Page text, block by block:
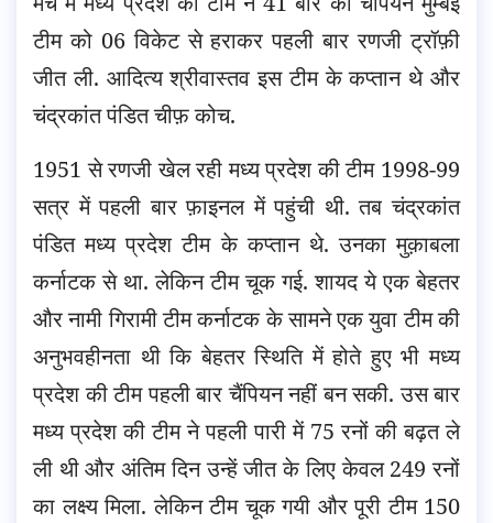
टीम को 06 विकेट से हराकर पहली बार रणजी ट्रॉफ़ी
जीत ली. आदित्य श्रीवास्तव इस टीम के कप्तान थे और
चंद्रकांत पंडित चीफ़ कोच.
1951 से रणजी खेल रही मध्य प्रदेश की टीम 1998-99
सत्र में पहली बार फ़ाइनल में पहुंची थी. तब चंद्रकांत
पंडित मध्य प्रदेश टीम के कप्तान थे. उनका मुक़ाबला
कर्नाटक से था. लेकिन टीम चूक गई. शायद ये एक बेहतर
और नामी गिरामी टीम कर्नाटक के सामने एक युवा टीम की
अनुभवहीनता थी कि बेहतर स्थिति में होते हुए भी मध्य
प्रदेश की टीम पहली बार चैंपियन नहीं बन सकी. उस बार
मध्य प्रदेश की टीम ने पहली पारी में 75 रनों की बढ़त ले
ली थी और अंतिम दिन उन्हें जीत के लिए केवल 249 रनों
का लक्ष्य मिला. लेकिन टीम चूक गयी और पूरी टीम 150